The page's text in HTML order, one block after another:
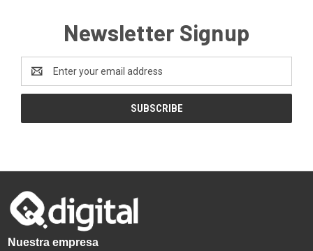
Newsletter Signup
Address
Nuestra empresa